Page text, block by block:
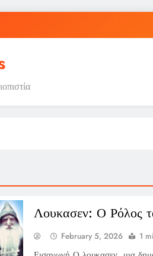
Λουκασεν: Ο Ρόλος
February 5, 2026 1